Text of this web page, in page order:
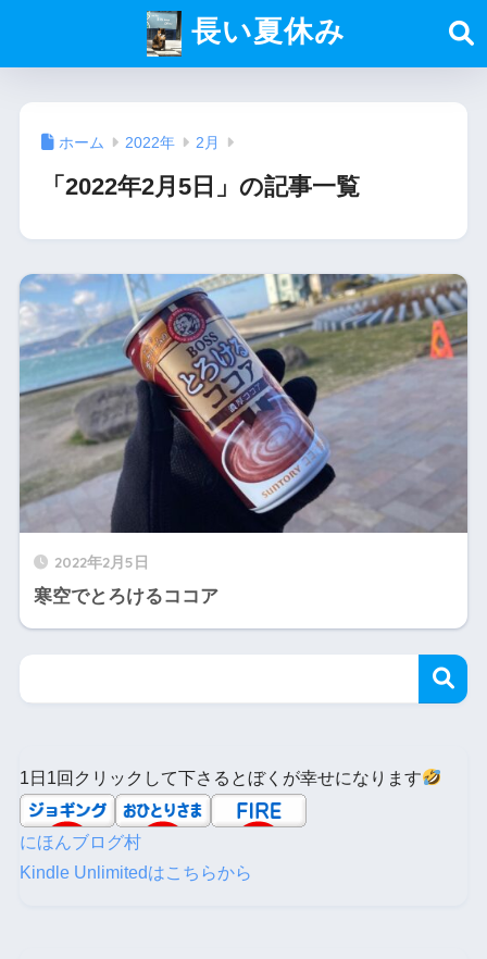
長い夏休み
ホーム 2022年 2月
「2022年2月5日」の記事一覧
2022年2月5日
寒空でとろけるココア
1日1回クリックして下さるとぼくが幸せになります
にほんブログ村
Kindle Unlimitedはこちらから